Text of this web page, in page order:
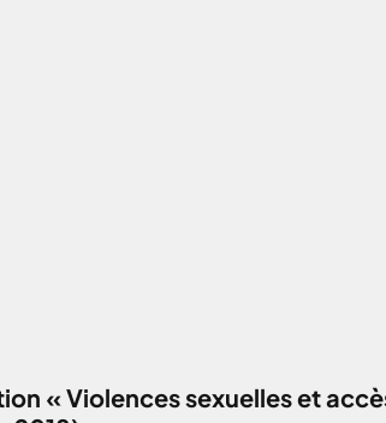
« Violences sexuelles et